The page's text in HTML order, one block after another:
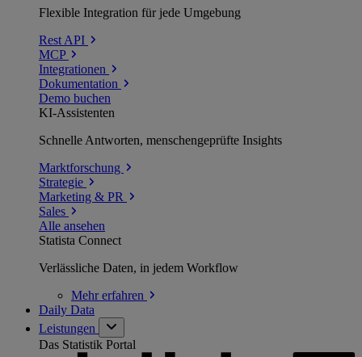
Flexible Integration für jede Umgebung
Rest API
MCP
Integrationen
Dokumentation
Demo buchen
KI-Assistenten
Schnelle Antworten, menschengeprüfte Insights
Marktforschung
Strategie
Marketing & PR
Sales
Alle ansehen
Statista Connect
Verlässliche Daten, in jedem Workflow
Mehrerfahren
Daily Data
Leistungen
Das Statistik Portal